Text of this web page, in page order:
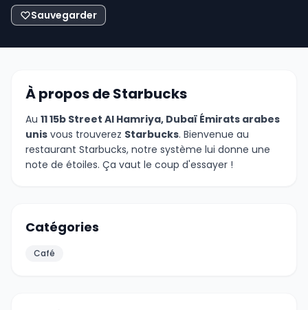
Sauvegarder
À propos de Starbucks
Au 11 15b Street Al Hamriya, Dubaï Émirats arabes
unis vous trouverez Starbucks. Bienvenue au
restaurant Starbucks, notre système lui donne une
note de étoiles. Ça vaut le coup d'essayer !
Catégories
Café